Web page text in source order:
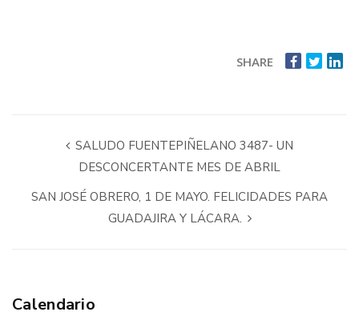
SHARE
SALUDO FUENTEPIÑELANO 3487- UN
DESCONCERTANTE MES DE ABRIL
SAN JOSÉ OBRERO, 1 DE MAYO. FELICIDADES PARA
GUADAJIRA Y LÁCARA.
Calendario